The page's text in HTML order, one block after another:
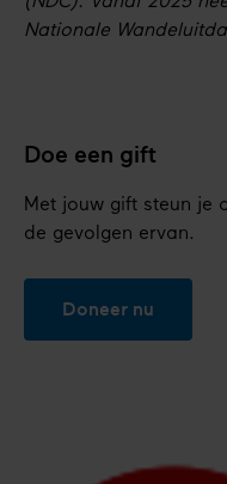
Nationale
Doe een gift
Met jouw gift steun je
de gevolgen ervan.
Doneer nu